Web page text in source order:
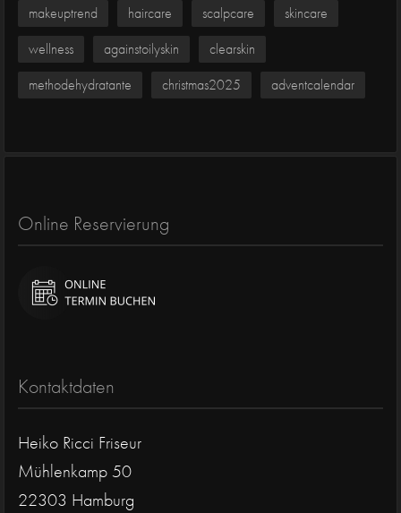
makeuptrend haircare scalpcare skincare
wellness againstoilyskin clearskin
methodehydratante christmas2025 adventcalendar
Online Reservierung
Kontaktdaten
Heiko Ricci Friseur
Mühlenkamp 50
22303 Hamburg